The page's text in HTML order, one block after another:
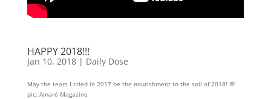
HAPPY 2018!!!
Jan 10, 2018| Daily Dose
May the tears I cried in 2017 be the nourishment to the soil of 2018! 🌸
pic: Amaré Magazine